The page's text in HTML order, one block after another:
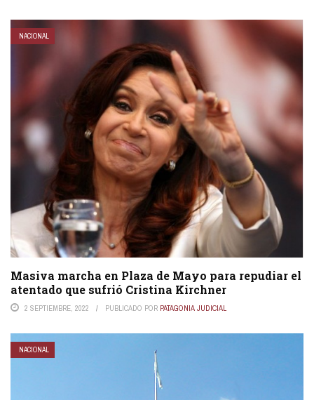
NACIONAL
Masiva marcha en Plaza de Mayo para repudiar el
atentado que sufrió Cristina Kirchner
2 SEPTIEMBRE, 2022 PUBLICADO POR PATAGONIA JUDICIAL
NACIONAL